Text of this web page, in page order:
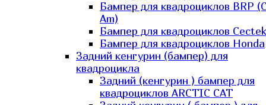
Бампер для квадроциклов BRP
Am)
Бампер для квадроциклов Cectek
Бампер для квадроциклов Honda
Задний кенгурин (бампер) для
квадроцикла
Задний (кенгурин ) бампер для
квадроциклов ARCTIC CAT